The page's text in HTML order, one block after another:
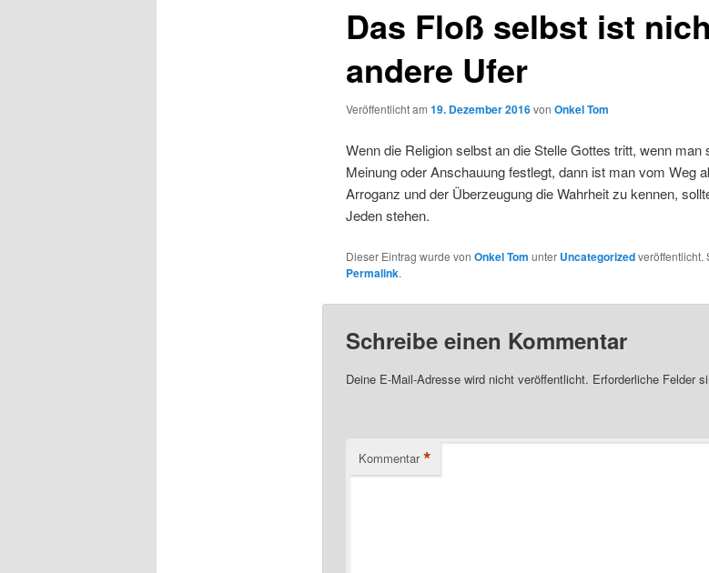
Das Floß selbst ist
andere Ufer
Veröffentlicht am 19. Dezember 2016von Onkel Tom
Wenn die Religion selbst an die Stelle Gottes tritt, wenn man
Meinung oder Anschauung festlegt, dann ist man vom Weg
Arroganz und der Überzeugung die Wahrheit zu kennen,
Jeden stehen.
Dieser Eintrag wurde von Onkel Tom unter Uncategorizedveröffentlicht.
Permalink.
Schreibe einen Kommentar
Deine E-Mail-Adresse wird nicht veröffentlicht. Erforderliche Felder
Kommentar *